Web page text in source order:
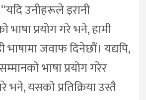
उनीहरूले इरानी
प्रयोग गरे भने, हामी
जवाफ दिनेछौं। यद्यपि,
भाषा प्रयोग गरेर
भने, यसको प्रतिक्रिया उस्तै